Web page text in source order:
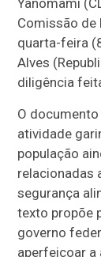
Yanomami
Comissão de
quarta-feira
Alves
diligência
O
atividade
população
relacionadas
segurança
texto propõe
governo
aperfeiçoar